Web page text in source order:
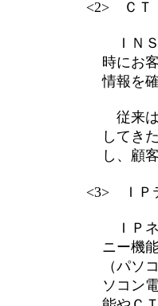
<2> ＣＴ
ＩＮＳ
時にお
情報を
従来は
してき
し、顧
<3> ＩＰ
ＩＰネ
ニー機
（パソ
ソコン